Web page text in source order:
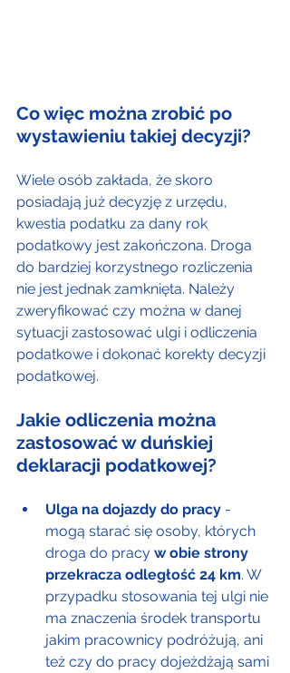
Co więc można zrobić po
wystawieniu takiej decyzji?
Wiele osób zakłada, że skoro
posiadają już decyzję z urzędu,
kwestia podatku za dany rok
podatkowy jest zakończona. Droga
do bardziej korzystnego rozliczenia
nie jest jednak zamknięta. Należy
zweryfikować czy można w danej
sytuacji zastosować ulgi i odliczenia
podatkowe i dokonać korekty decyzji
podatkowej.
Jakie odliczenia można
zastosować w duńskiej
deklaracji podatkowej?
Ulga na dojazdy do pracy -
mogą starać się osoby, których
droga do pracy w obie strony
przekracza odległość 24 km. W
przypadku stosowania tej ulgi nie
ma znaczenia środek transportu
jakim pracownicy podróżują, ani
też czy do pracy dojeżdżają sami